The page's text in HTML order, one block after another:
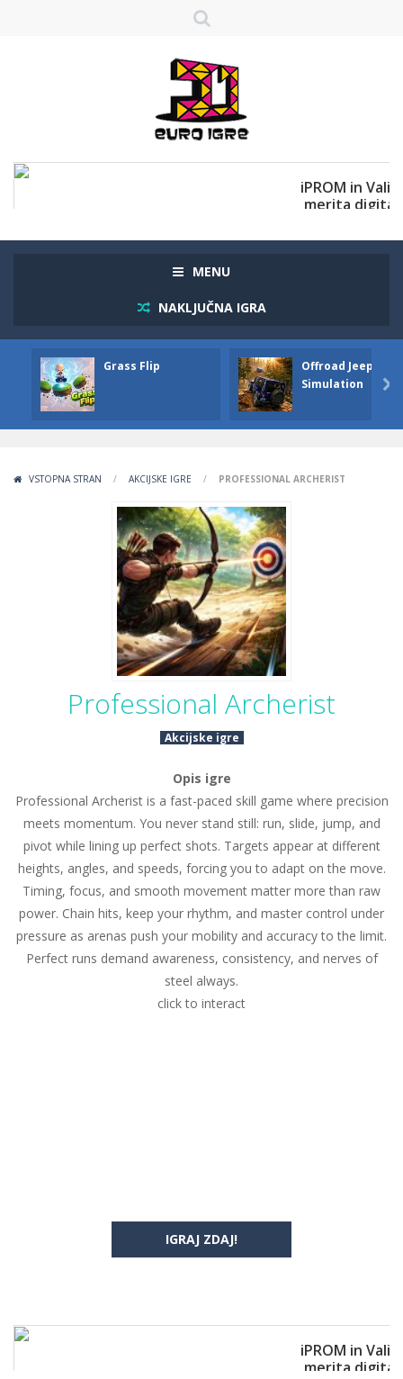
MENU
NAKLJUČNA IGRA
Grass Flip
Offroad Jeep
Simulation

VSTOPNA STRAN / AKCIJSKE IGRE / PROFESSIONAL ARCHERIST
Professional Archerist
Akcijske igre
Opis igre
Professional Archerist is a fast-paced skill game where precision
meets momentum. You never stand still: run, slide, jump, and
pivot while lining up perfect shots. Targets appear at different
heights, angles, and speeds, forcing you to adapt on the move.
Timing, focus, and smooth movement matter more than raw
power. Chain hits, keep your rhythm, and master control under
pressure as arenas push your mobility and accuracy to the limit.
Perfect runs demand awareness, consistency, and nerves of
steel always.
click to interact
IGRAJ ZDAJ!